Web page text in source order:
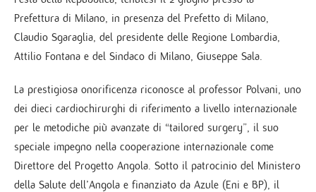
Prefettura di Milano, in presenza del Prefetto di Milano,
Claudio Sgaraglia, del presidente delle Regione Lombardia,
Attilio Fontana e del Sindaco di Milano, Giuseppe Sala.
La prestigiosa onorificenza riconosce al professor Polvani, uno
dei dieci cardiochirurghi di riferimento a livello internazionale
per le metodiche più avanzate di “tailored surgery”, il suo
speciale impegno nella cooperazione internazionale come
Direttore del Progetto Angola. Sotto il patrocinio del Ministero
della Salute dell’Angola e finanziato da Azule (Eni e BP), il